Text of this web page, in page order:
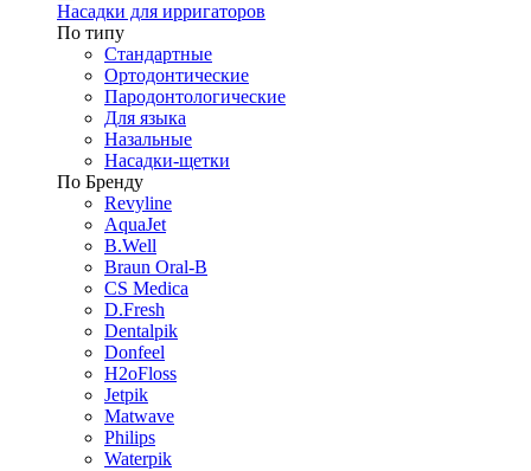
Насадки для ирригаторов
По типу
Стандартные
Ортодонтические
Пародонтологические
Для языка
Назальные
Насадки-щетки
По Бренду
Revyline
AquaJet
B.Well
Braun Oral-B
CS Medica
D.Fresh
Dentalpik
Donfeel
H2oFloss
Jetpik
Matwave
Philips
Waterpik